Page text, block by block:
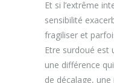
Et si l’extrême
sensibilité
fragiliser et
Etre surdoué est
une différence
de décalage,